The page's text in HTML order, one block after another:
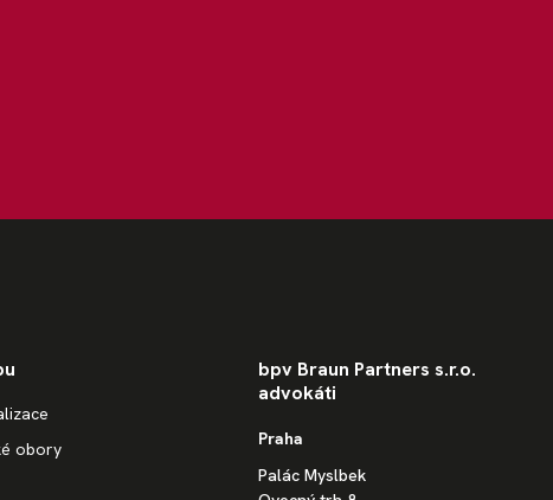
obory
bpv Braun Partners s.r.o.
advokáti
Praha
Palác Myslbek